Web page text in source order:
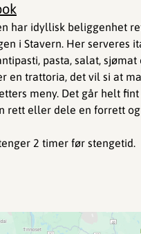
har idyllisk beliggenhet
i Stavern. Her serveres
pasta, salat, sjømat
en trattoria, det vil si at
meny. Det går helt
rett eller dele en forrett
2 timer før stengetid.